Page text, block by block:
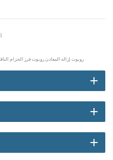
روبوت إزالة المعادن روبوت فرز الحزام